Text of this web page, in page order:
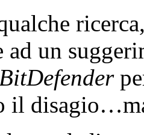
ad un
BitDefender
il